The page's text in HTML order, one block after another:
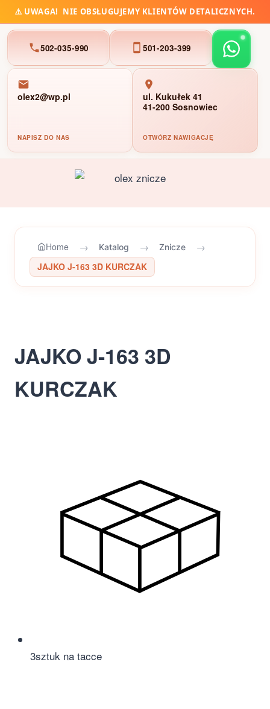
⚠️ UWAGA! NIE OBSŁUGUJEMY KLIENTÓW DETALICZNYCH.
502-035-990 501-203-399
olex2@wp.pl
NAPISZ DO NAS
ul. Kukułek 41
41-200 Sosnowiec
OTWÓRZ NAWIGACJĘ
Home → Katalog → Znicze →
JAJKO J-163 3D KURCZAK
JAJKO J-163 3D
KURCZAK
3sztuk na tacce